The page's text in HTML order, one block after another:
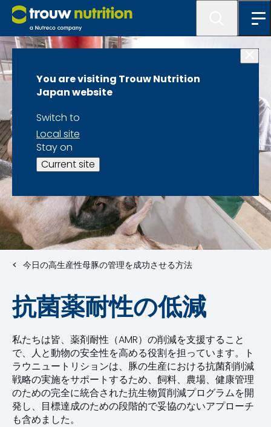
You are visiting Trouw Nutrition
Japan website
Switch to
Local site
Stay on
Current site
今日の高生産性母豚の管理を成功させる方法
抗菌薬耐性の低減
私たちは皆、薬剤耐性（AMR）の削減を支援すること
で、人と動物の安全性を高める役割を担っています。ト
ラウニュートリションは、豚の生産における抗菌剤削減
戦略の実施をサポートするため、飼料、農場、健康管理
のための完全に統合された抗生物質削減プログラムを開
発し、目標達成のための段階的で妥協のないアプローチ
も含めました。